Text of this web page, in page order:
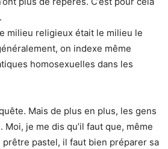
milieu religieux était le milieu le
on indexe même
homosexuelles dans les
Mais de plus en plus, les gens
je me dis qu’il faut que, même
prêtre pastel, il faut bien préparer sa